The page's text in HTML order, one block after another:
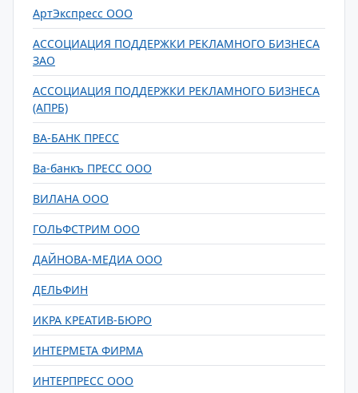
АртЭкспресс ООО
АССОЦИАЦИЯ ПОДДЕРЖКИ РЕКЛАМНОГО БИЗНЕСА
ЗАО
АССОЦИАЦИЯ ПОДДЕРЖКИ РЕКЛАМНОГО БИЗНЕСА
(АПРБ)
ВА-БАНК ПРЕСС
Ва-банкъ ПРЕСС ООО
ВИЛАНА ООО
ГОЛЬФСТРИМ ООО
ДАЙНОВА-МЕДИА ООО
ДЕЛЬФИН
ИКРА КРЕАТИВ-БЮРО
ИНТЕРМЕТА ФИРМА
ИНТЕРПРЕСС ООО